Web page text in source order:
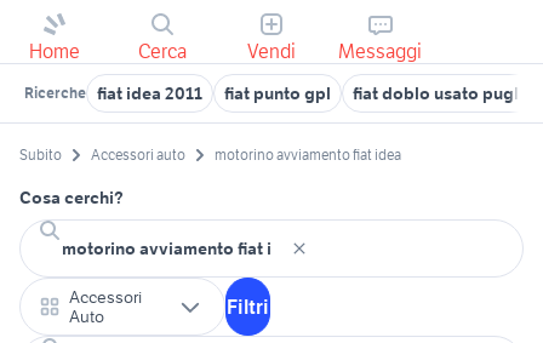
Home Cerca Vendi Messaggi
Ricerche fiat idea 2011 fiat punto gpl fiat doblo usato puglia
Subito Accessori auto motorino avviamento fiat idea
Cosa cerchi?
Accessori
Auto
Filtri